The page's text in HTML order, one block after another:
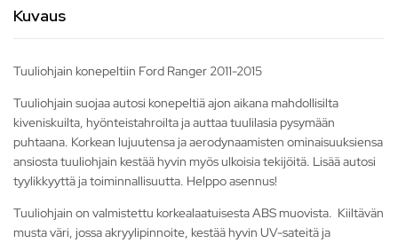
Kuvaus
Tuuliohjain konepeltiin Ford Ranger 2011-2015
Tuuliohjain suojaa autosi konepeltiä ajon aikana mahdollisilta
kiveniskuilta, hyönteistahroilta ja auttaa tuulilasia pysymään
puhtaana. Korkean lujuutensa ja aerodynaamisten ominaisuuksiensa
ansiosta tuuliohjain kestää hyvin myös ulkoisia tekijöitä. Lisää autosi
tyylikkyyttä ja toiminnallisuutta. Helppo asennus!
Tuuliohjain on valmistettu korkealaatuisesta ABS muovista. Kiiltävän
musta väri, jossa akryylipinnoite, kestää hyvin UV-sateitä ja